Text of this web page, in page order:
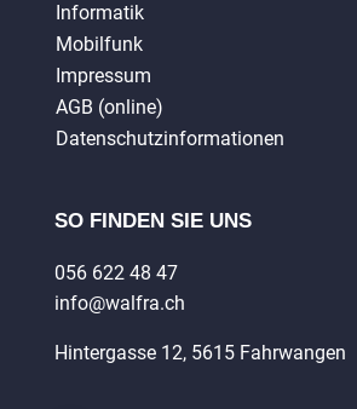
Informatik
Mobilfunk
Impressum
AGB (online)
Datenschutzinformationen
SO FINDEN SIE UNS
056 622 48 47
info@walfra.ch
Hintergasse 12, 5615 Fahrwangen